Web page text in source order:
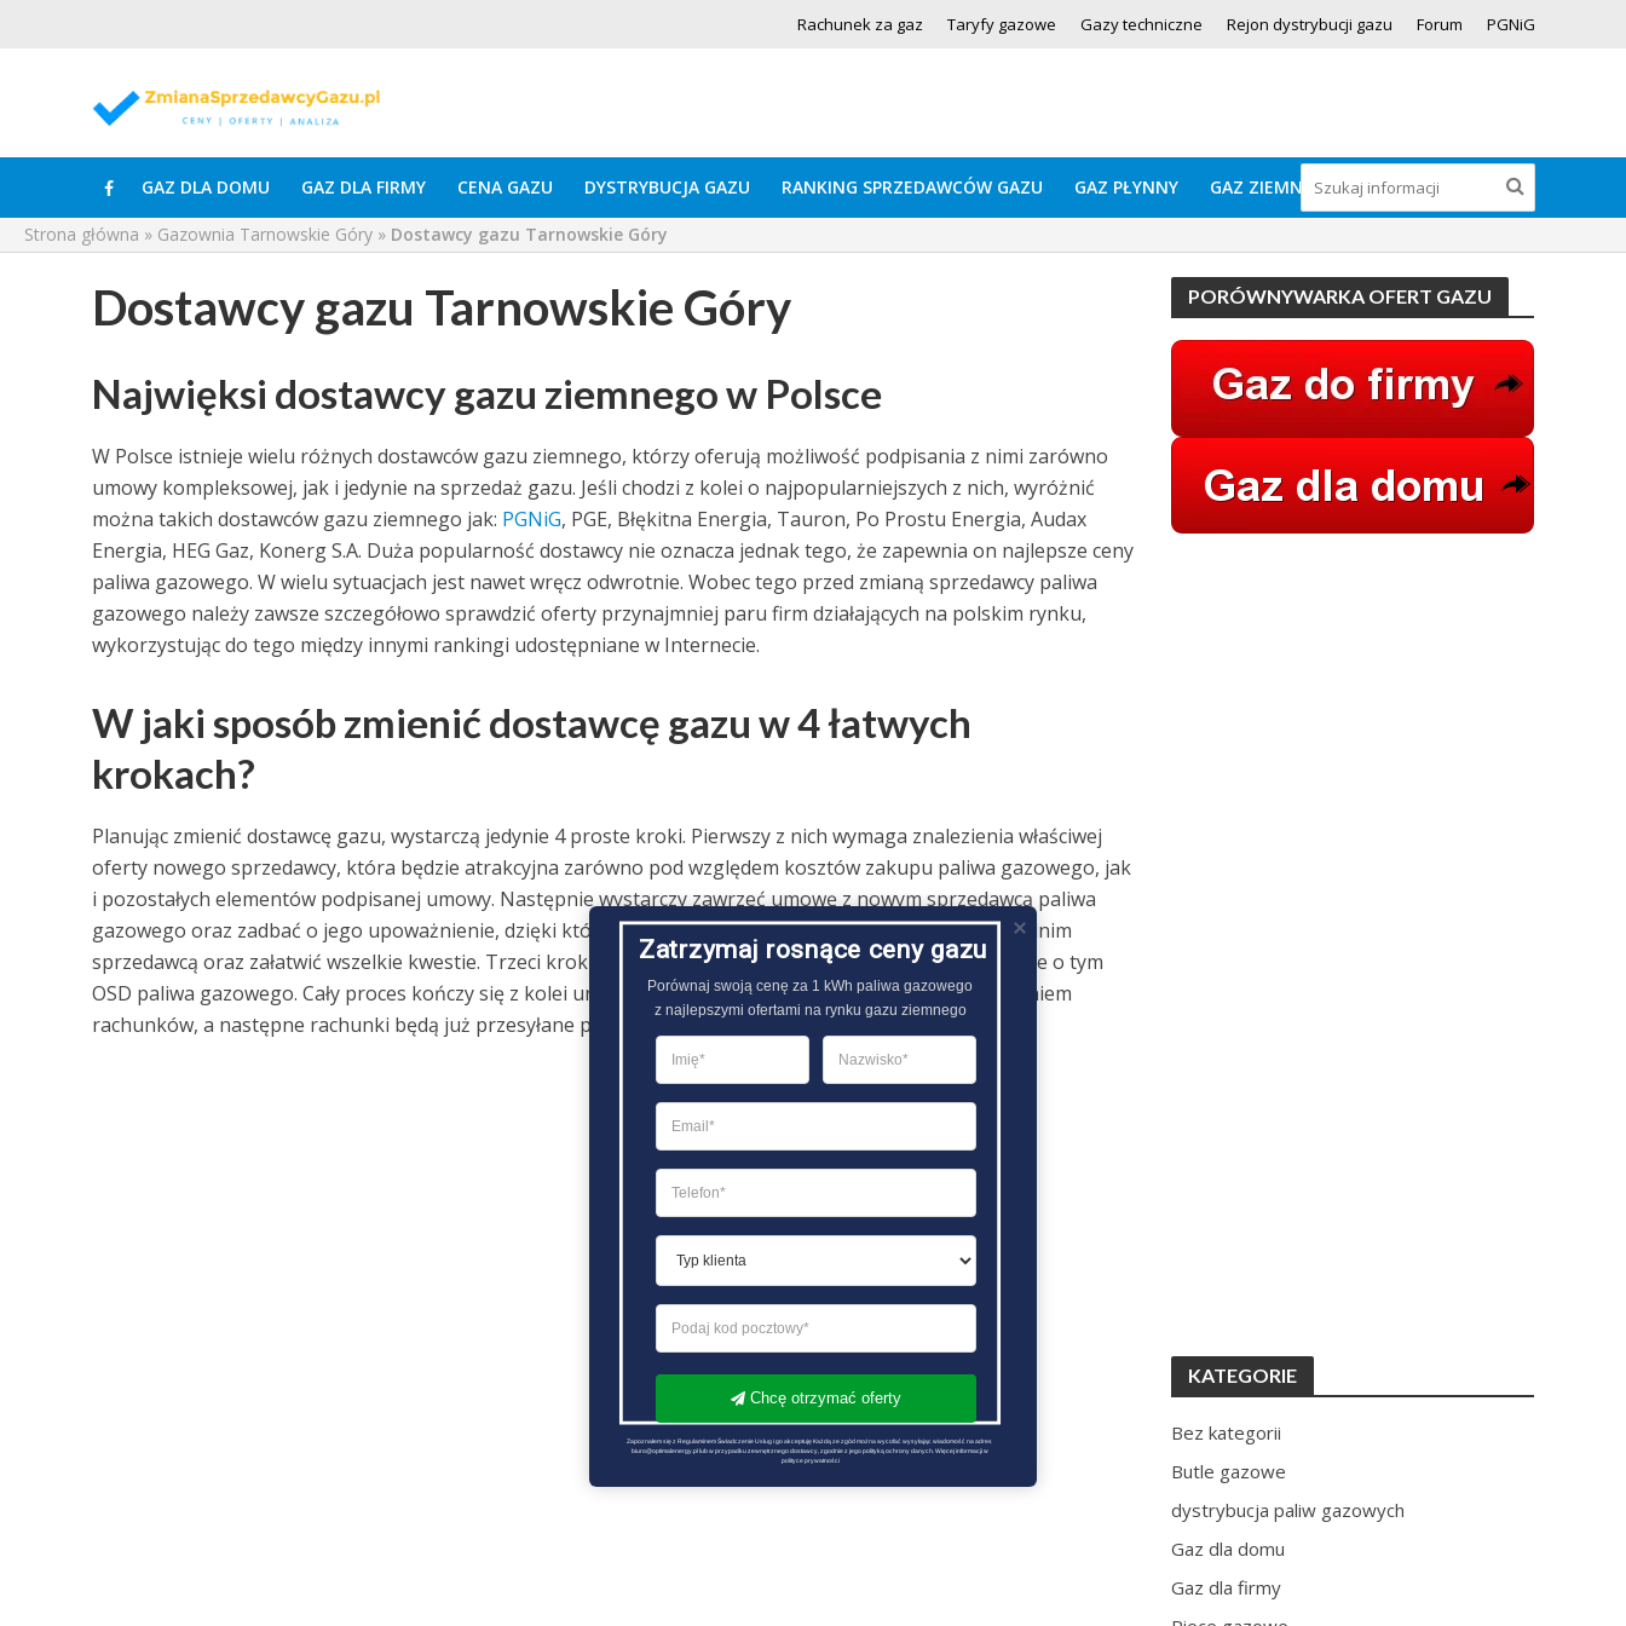
Rachunek za gaz Taryfy gazowe Gazy techniczne Rejon dystrybucji gazu Forum PGNiG
GAZ DLA DOMU GAZ DLA FIRMY CENA GAZU DYSTRYBUCJA GAZU RANKING SPRZEDAWCÓW GAZU GAZ PŁYNNY GAZ ZIEMNY
Strona główna » Gazownia Tarnowskie Góry » Dostawcy gazu Tarnowskie Góry
Dostawcy gazu Tarnowskie Góry
Najwięksi dostawcy gazu ziemnego w Polsce
W Polsce istnieje wielu różnych dostawców gazu ziemnego, którzy oferują możliwość podpisania z nimi zarówno
umowy kompleksowej, jak i jedynie na sprzedaż gazu. Jeśli chodzi z kolei o najpopularniejszych z nich, wyróżnić
można takich dostawców gazu ziemnego jak: PGNiG, PGE, Błękitna Energia, Tauron, Po Prostu Energia, Audax
Energia, HEG Gaz, Konerg S.A. Duża popularność dostawcy nie oznacza jednak tego, że zapewnia on najlepsze ceny
paliwa gazowego. W wielu sytuacjach jest nawet wręcz odwrotnie. Wobec tego przed zmianą sprzedawcy paliwa
gazowego należy zawsze szczegółowo sprawdzić oferty przynajmniej paru firm działających na polskim rynku,
wykorzystując do tego między innymi rankingi udostępniane w Internecie.
W jaki sposób zmienić dostawcę gazu w 4 łatwych
krokach?
Planując zmienić dostawcę gazu, wystarczą jedynie 4 proste kroki. Pierwszy z nich wymaga znalezienia właściwej
oferty nowego sprzedawcy, która będzie atrakcyjna zarówno pod względem kosztów zakupu paliwa gazowego, jak
i pozostałych elementów podpisanej umowy. Następnie wystarczy zawrzeć umowę z nowym sprzedawcą paliwa
gazowego oraz zadbać o jego upoważnienie, dzięki któremu będzie on mógł wymówić umowę z poprzednim
sprzedawcą oraz załatwić wszelkie kwestie. Trzeci krok to wypowiedzenie starej umowy i poinformowanie o tym
OSD paliwa gazowego. Cały proces kończy się z kolei uregulowaniem należności ze starą firmą i zapłaceniem
rachunków, a następne rachunki będą już przesyłane przez nowego sprzedawcę paliwa gazowego..
PORÓWNYWARKA OFERT GAZU
KATEGORIE
Bez kategorii
Butle gazowe
dystrybucja paliw gazowych
Gaz dla domu
Gaz dla firmy
Zatrzymaj rosnące ceny gazu
Porównaj swoją cenę za 1 kWh paliwa gazowego
z najlepszymi ofertami na rynku gazu ziemnego
Chcę otrzymać oferty
Zapoznałem się z Regulaminem Świadczenie Usług i go akceptuję Każdą ze zgód można wycofać wysyłając wiadomość na adres
biuro@optimalenergy.pl lub w przypadku zewnętrznego dostawcy, zgodnie z jego polityką ochrony danych. Więcej informacji w
polityce prywatności